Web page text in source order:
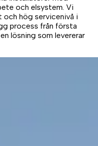
och elsystem. Vi
och hög servicenivå i
process från första
lösning som levererar